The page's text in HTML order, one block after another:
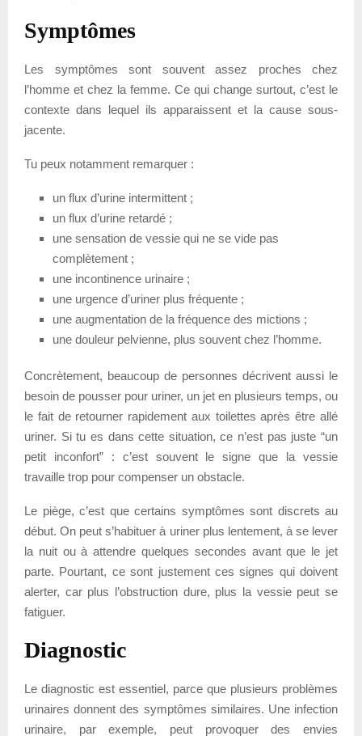
Symptômes
Les symptômes sont souvent assez proches chez
l’homme et chez la femme. Ce qui change surtout, c’est le
contexte dans lequel ils apparaissent et la cause sous-
jacente.
Tu peux notamment remarquer :
un flux d’urine intermittent ;
un flux d’urine retardé ;
une sensation de vessie qui ne se vide pas
complètement ;
une incontinence urinaire ;
une urgence d’uriner plus fréquente ;
une augmentation de la fréquence des mictions ;
une douleur pelvienne, plus souvent chez l’homme.
Concrètement, beaucoup de personnes décrivent aussi le
besoin de pousser pour uriner, un jet en plusieurs temps, ou
le fait de retourner rapidement aux toilettes après être allé
uriner. Si tu es dans cette situation, ce n’est pas juste “un
petit inconfort” : c’est souvent le signe que la vessie
travaille trop pour compenser un obstacle.
Le piège, c’est que certains symptômes sont discrets au
début. On peut s’habituer à uriner plus lentement, à se lever
la nuit ou à attendre quelques secondes avant que le jet
parte. Pourtant, ce sont justement ces signes qui doivent
alerter, car plus l’obstruction dure, plus la vessie peut se
fatiguer.
Diagnostic
Le diagnostic est essentiel, parce que plusieurs problèmes
urinaires donnent des symptômes similaires. Une infection
urinaire, par exemple, peut provoquer des envies